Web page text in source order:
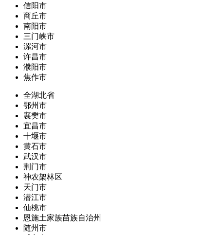
信阳市
商丘市
南阳市
三门峡市
漯河市
许昌市
濮阳市
焦作市
全湖北省
鄂州市
襄樊市
宜昌市
十堰市
黄石市
武汉市
荆门市
神农架林区
天门市
潜江市
仙桃市
恩施土家族苗族自治州
随州市